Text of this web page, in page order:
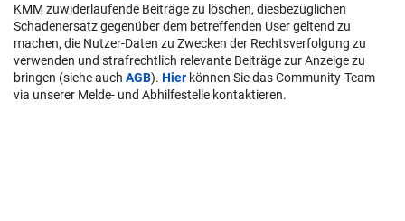
KMM zuwiderlaufende Beiträge zu löschen, diesbezüglichen
Schadenersatz gegenüber dem betreffenden User geltend zu
machen, die Nutzer-Daten zu Zwecken der Rechtsverfolgung zu
verwenden und strafrechtlich relevante Beiträge zur Anzeige zu
bringen (siehe auch AGB). Hier können Sie das Community-Team
via unserer Melde- und Abhilfestelle kontaktieren.